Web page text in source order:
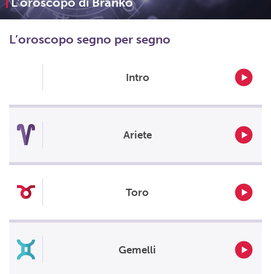
L’oroscopo segno per segno
Intro
Ariete
Toro
Gemelli